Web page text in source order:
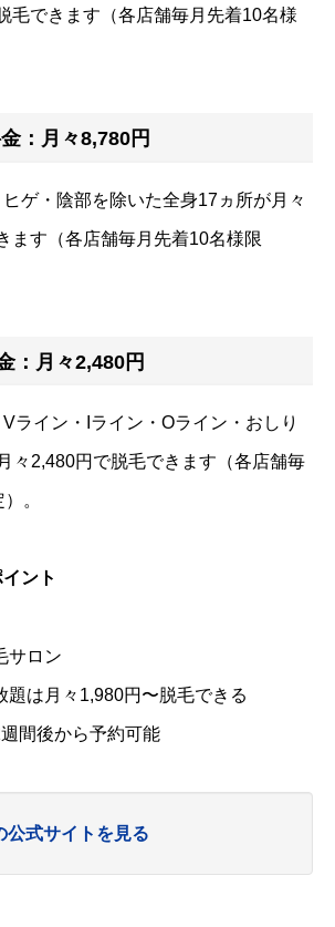
毛できます（各店舗毎月先着10名様
：月々8,780円
ヒゲ・陰部を除いた全身17ヵ所が月々
ます（各店舗毎月先着10名様限
：月々2,480円
Vライン・Iライン・Oライン・おしり
々2,480円で脱毛できます（各店舗毎
。
ント
サロン
題は月々1,980円〜脱毛できる
間後から予約可能
公式サイトを見る